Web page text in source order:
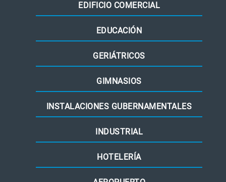
EDIFICIO COMERCIAL
EDUCACIÓN
GERIÁTRICOS
GIMNASIOS
INSTALACIONES GUBERNAMENTALES
INDUSTRIAL
HOTELERÍA